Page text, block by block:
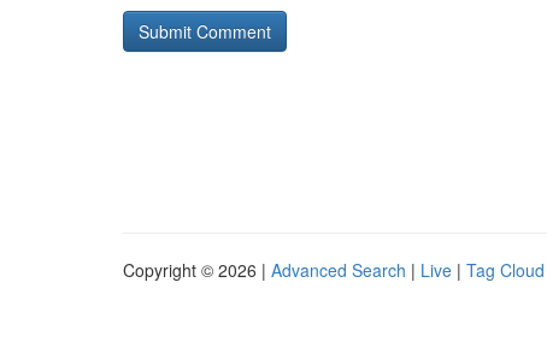
Copyright © 2026 | Advanced Search | Live | Tag Cloud